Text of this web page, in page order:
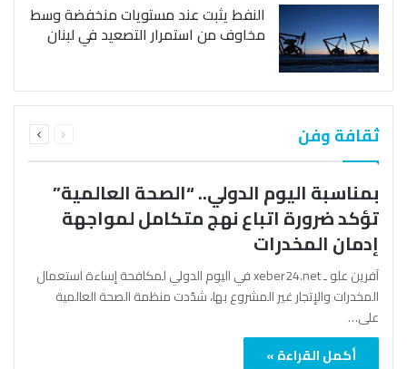
النفط يثبت عند مستويات منخفضة وسط
مخاوف من استمرار التصعيد في لبنان
ثقافة وفن الصفحةالصفحة
بمناسبة اليوم الدولي.. “الصحة العالمية”
تؤكد ضرورة اتباع نهج متكامل لمواجهة
إدمان المخدرات
آفرين علو ـ xeber24.net في اليوم الدولي لمكافحة إساءة استعمال
المخدرات والإتجار غير المشروع بها، شدّدت منظمة الصحة العالمية
على…
أكمل القراءة »